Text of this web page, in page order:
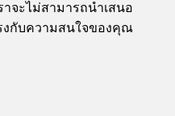
จะไม่สามารถนำเสนอ
งกับความสนใจของคุณ